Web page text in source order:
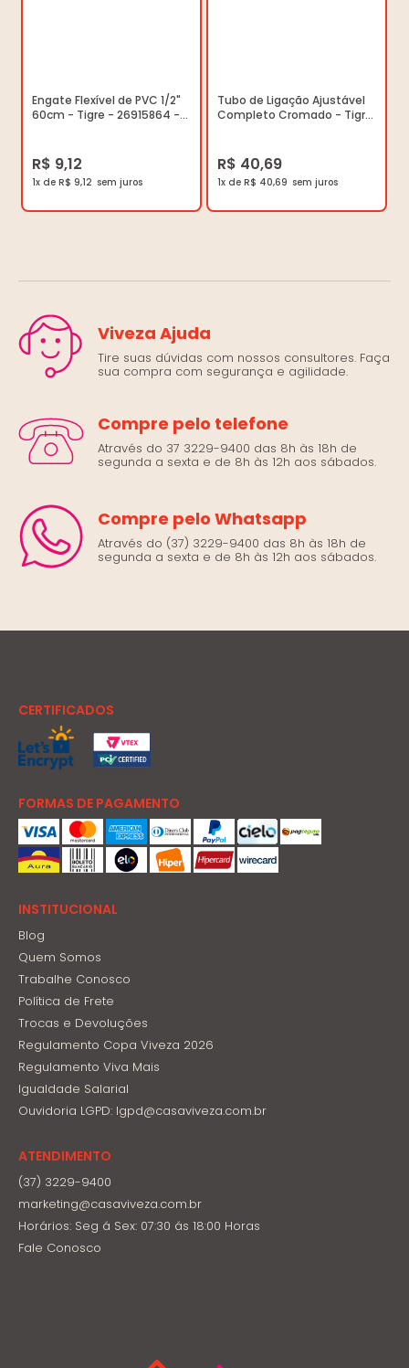
Engate Flexível de PVC 1/2"
60cm - Tigre - 26915864 -
R$ 9,12
1x de R$ 9,12
Tubo de Ligação Ajustável
Completo Cromado - Tigre
R$ 40,69
1x de R$ 40,69
Viveza Ajuda
Tire suas dúvidas com nossos consultores. Faça
sua compra com segurança e agilidade.
Compre pelo telefone
Através do 37 3229-9400 das 8h às 18h de
segunda a sexta e de 8h às 12h aos sábados.
Compre pelo Whatsapp
Através do (37) 3229-9400 das 8h às 18h de
segunda a sexta e de 8h às 12h aos sábados.
CERTIFICADOS
FORMAS DE PAGAMENTO
INSTITUCIONAL
Blog
Quem Somos
Trabalhe Conosco
Política de Frete
Trocas e Devoluções
Regulamento Copa Viveza 2026
Regulamento Viva Mais
Igualdade Salarial
Ouvidoria LGPD: lgpd@casaviveza.com.br
ATENDIMENTO
(37) 3229-9400
marketing@casaviveza.com.br
Horários: Seg á Sex: 07:30 ás 18:00 Horas
Fale Conosco